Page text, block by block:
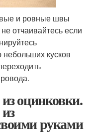
и ровные швы
отчаивайтесь если
небольших кусков
оцинковки.
руками